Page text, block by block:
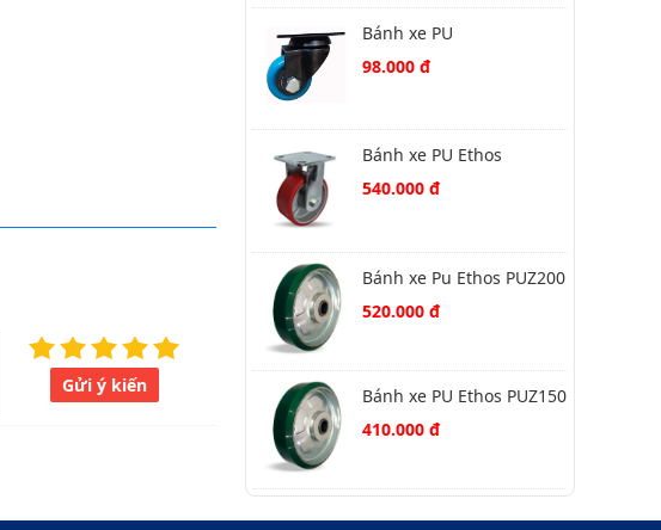
Gửi ý kiến
Bánh xe PU
261UBZ040P60 xoay
98.000 đ
Bánh xe PU Ethos
492XUQ200P45
540.000 đ
Bánh xe Pu Ethos PUZ200
520.000 đ
Bánh xe PU Ethos PUZ150
410.000 đ